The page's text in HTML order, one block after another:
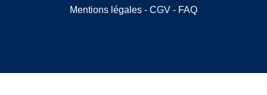
Mentions légales - CGV - FAQ